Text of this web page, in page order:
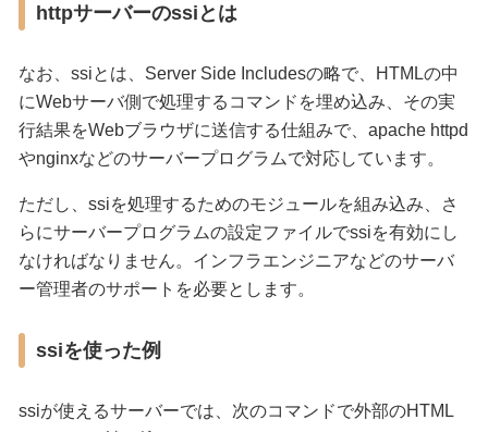
httpサーバーのssiとは
なお、ssiとは、Server Side Includesの略で、HTMLの中
にWebサーバ側で処理するコマンドを埋め込み、その実
行結果をWebブラウザに送信する仕組みで、apache httpd
やnginxなどのサーバープログラムで対応しています。
ただし、ssiを処理するためのモジュールを組み込み、さ
らにサーバープログラムの設定ファイルでssiを有効にし
なければなりません。インフラエンジニアなどのサーバ
ー管理者のサポートを必要とします。
ssiを使った例
ssiが使えるサーバーでは、次のコマンドで外部のHTML